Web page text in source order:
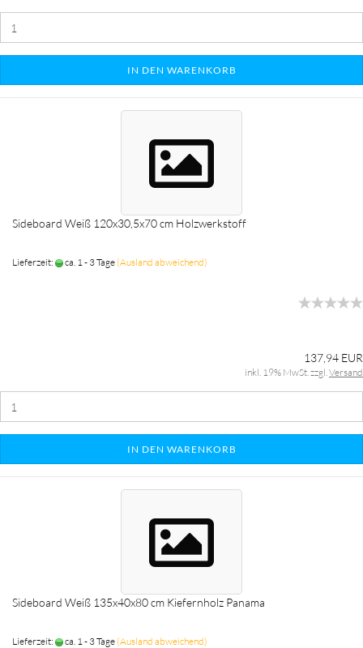
IN DEN WARENKORB
Sideboard Weiß 120x30,5x70 cm Holzwerkstoff
Lieferzeit: ca. 1 - 3 Tage (Ausland abweichend)
137,94 EUR
inkl. 19% MwSt. zzgl.Versand
IN DEN WARENKORB
Sideboard Weiß 135x40x80 cm Kiefernholz Panama
Lieferzeit: ca. 1 - 3 Tage (Ausland abweichend)